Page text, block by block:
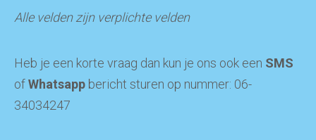
Alle velden zijn verplichte velden
Heb je een korte vraag dan kun je ons ook een SMS
ofWhatsapp bericht sturen op nummer: 06-
34034247